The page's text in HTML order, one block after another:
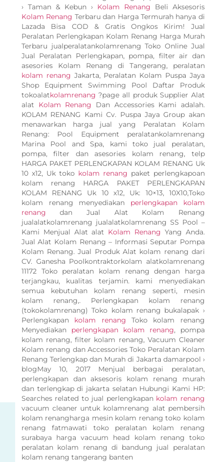
› Taman & Kebun ›Kolam Renang Beli Aksesoris
Kolam Renang Terbaru dan Harga Termurah hanya di
Lazada Bisa COD & Gratis Ongkos Kirim! Jual
Peralatan Perlengkapan Kolam Renang Harga Murah
Terbaru jualperalatankolamrenang Toko Online Jual
Jual Peralatan Perlengkapan, pompa, filter air dan
asesories Kolam Renang di Tangerang, peralatan
kolam renang Jakarta, Peralatan Kolam Puspa Jaya
Shop Equipment Swimming Pool Daftar Produk
tokoalatkolamrenang ?page all produk Supplier Alat
alat Kolam Renang Dan Accessories Kami adalah.
KOLAM RENANG Kami Cv. Puspa Jaya Group akan
menawarkan harga jual yang Peralatan Kolam
Renang: Pool Equipment peralatankolamrenang
Marina Pool and Spa, kami toko jual peralatan,
pompa, filter dan asesories kolam renang, telp
HARGA PAKET PERLENGKAPAN KOLAM RENANG Uk
10 x12, Uk toko kolam renang paket perlengkapoan
kolam renang HARGA PAKET PERLENGKAPAN
KOLAM RENANG Uk 10 x12, Uk: 10×13, 10X10,Toko
kolam renang menyediakan perlengkapan kolam
renang dan Jual Alat Kolam Renang
jualalatkolamrenang jualalatkolamrenang SS Pool –
Kami Menjual Alat alat Kolam Renang Yang Anda.
Jual Alat Kolam Renang – Informasi Seputar Pompa
Kolam Renang. Jual Produk Alat kolam renang dari
CV. Ganesha Poolkontraktorkolam alatkolamrenang
11172 Toko peralatan kolam renang dengan harga
terjangkau, kualitas terjamin. kami menyediakan
semua kebutuhan kolam renang seperti, mesin
kolam renang,. Perlengkapan kolam renang
(tokokolamrenang) Toko kolam renang bukalapak ›
Perlengkapan kolam renang Toko kolam renang
Menyediakan perlengkapan kolam renang, pompa
kolam renang, filter kolam renang, Vacuum Cleaner
Kolam renang dan Accessories Toko Peralatan Kolam
Renang Terlengkap dan Murah di Jakarta damarpool ›
blogMay 10, 2017 Menjual berbagai peralatan,
perlengkapan dan aksesoris kolam renang murah
dan terlengkap di jakarta selatan Hubungi Kami HP:
Searches related to jual perlengkapan kolam renang
vacuum cleaner untuk kolamrenang alat pembersih
kolam renangharga mesin kolam renang toko kolam
renang fatmawati toko peralatan kolam renang
surabaya harga vacuum head kolam renang toko
peralatan kolam renang di bandung jual peralatan
kolam renang tangerang banten